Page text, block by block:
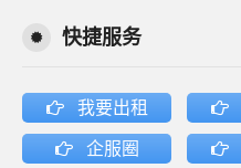
快捷服务
我要出租
企服圈